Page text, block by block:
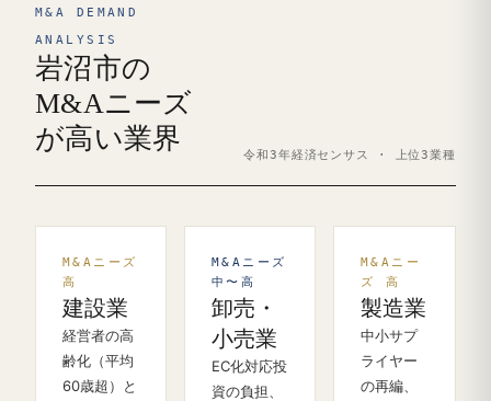
M&A DEMAND
ANALYSIS
岩沼市の
M&Aニーズ
が高い業界
令和3年経済センサス · 上位3業種
M&Aニーズ
高
建設業
経営者の高
齢化（平均
60歳超）と
M&Aニーズ
中〜高
卸売・
小売業
EC化対応投
資の負担、
M&Aニー
ズ 高
製造業
中小サプ
ライヤー
の再編、